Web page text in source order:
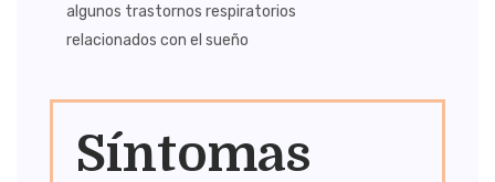
algunos trastornos respiratorios
relacionados con el sueño
Síntomas